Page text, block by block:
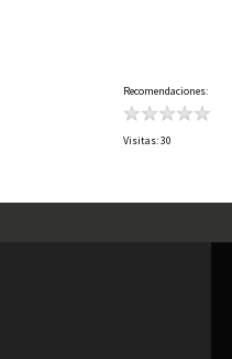
Recomendaciones:
Visitas: 30